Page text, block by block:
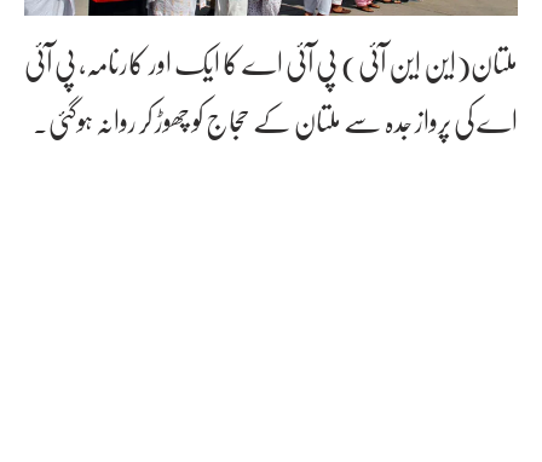
ملتان(این این آئی) پی آئی اے کا ایک اور کارنامہ، پی آئی
اے کی پرواز جدہ سے ملتان کے حجاج کو چھوڑ کر روانہ ہوگئی۔